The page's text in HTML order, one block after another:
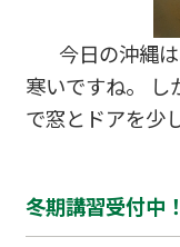
今日の沖縄は
寒いですね。 し
で窓とドアを少
せん。 生徒、
付けくださいま
冬期講習受付中！